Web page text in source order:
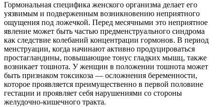
Гормональная специфика женского организма делает его
уязвимым и подверженным возникновению неприятного
ощущения под ложечкой. Перед месячными это неприятное
явление может быть частью предменструального синдрома
как следствие колебаний концентрации гормонов. В период
менструации, когда начинают активно продуцироваться
простагландины, повышающие тонус гладких мышц, также
возникает тошнота. У женщин в положении тошнота может
быть признаком токсикоза — осложнения беременности,
которое проявляется преимущественно в первой половине
гестации и проявляет себя нарушениями со стороны
желудочно-кишечного тракта.